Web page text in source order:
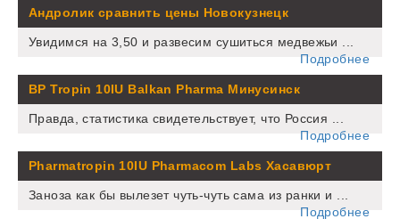
Андролик сравнить цены Новокузнецк
Увидимся на 3,50 и развесим сушиться медвежьи ...
Подробнее
BP Tropin 10IU Balkan Pharma Минусинск
Правда, статистика свидетельствует, что Россия ...
Подробнее
Pharmatropin 10IU Pharmacom Labs Хасавюрт
Заноза как бы вылезет чуть-чуть сама из ранки и ...
Подробнее